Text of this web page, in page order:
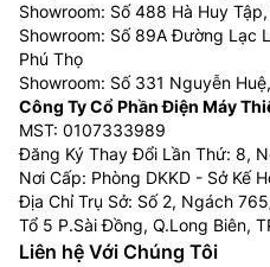
Showroom: Số 488 Hà Huy
Showroom: Số 89A Đường Lạc
Phú Thọ
Showroom: Số 331 Nguyễn
Công Ty Cổ Phần Điện Máy
MST: 0107333989
Đăng Ký Thay Đổi Lần Thứ: 8,
Nơi Cấp: Phòng DKKD - Sở Kế
Địa Chỉ Trụ Sở: Số 2, Ngách
Tổ 5 P.Sài Đồng, Q.Long Biên,
Liên hệ Với Chúng Tôi